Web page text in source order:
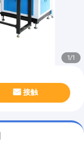
1/1
接触